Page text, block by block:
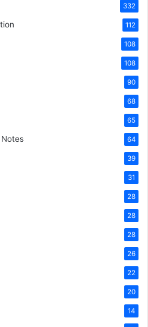
332
112
108
108
90
68
65
64
39
31
28
28
28
26
22
20
14